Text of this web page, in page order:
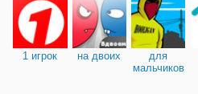
1 игрок на двоих
для
мальчиков